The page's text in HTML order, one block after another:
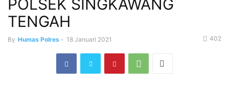
POLSEK SINGKAWANG
TENGAH
By Humas Polres - 18 Januari 2021 402